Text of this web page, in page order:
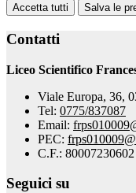
Accetta tutti Salva le
Contatti
Liceo Scientifico
Viale Europa, 36,
Tel: 0775/837087
Email:
PEC:
C.F.: 80007230602
Seguici su